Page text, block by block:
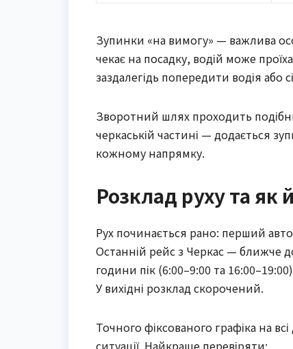
Зупинки «на вимогу» — важлива
чекає на посадку, водій може
заздалегідь попередити водія або
Зворотний шлях проходить
черкаській частині — додається
кожному напрямку.
Розклад руху та як
Рух починається рано: перший
Останній рейс з Черкас — ближче
години пік (6:00–9:00 та
У вихідні розклад скорочений.
Точного фіксованого графіка на
ситуації. Найкраще перевіряти: